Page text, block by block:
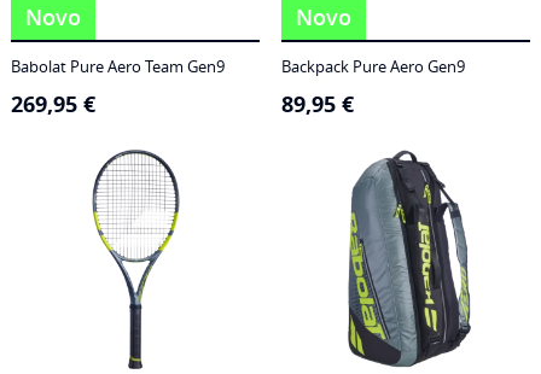
Novo
Babolat Pure Aero Team Gen9
269,95 €
Novo
Backpack Pure Aero Gen9
89,95 €